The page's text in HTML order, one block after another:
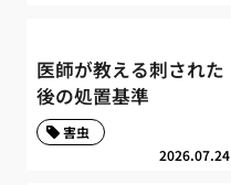
医師が教える刺された
後の処置基準
2026.07.24
害虫